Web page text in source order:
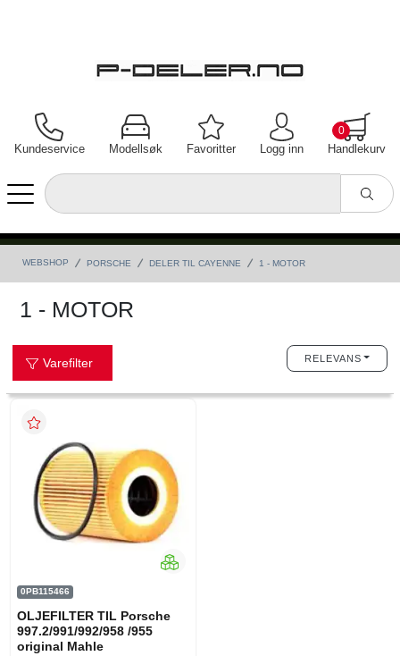
Kundeservice Modellsøk Favoritter Logg inn Handlekurv
0
WEBSHOP PORSCHE DELER TIL CAYENNE 1 - MOTOR
1 - MOTOR
Varefilter RELEVANS
0PB115466
OLJEFILTER TIL Porsche
997.2/991/992/958 /955
original Mahle